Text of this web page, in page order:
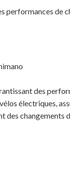
performances de
des
électriques,
des changements